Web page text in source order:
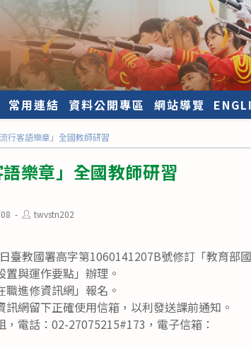
常用連結 資料公開專區 網站導覽
行客語樂章」全國教師研習
樂章」全國教師研習
Posttwvstn202
臺教國署高字第1060141207B號修訂「教育部
與運作要點」辦理。
進修資訊網」報名。
網留下正確使用信箱，以利發送課前通知。
電話：02-27075215#173，電子信箱：